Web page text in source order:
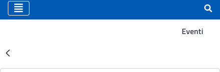
Eventi
Risultati della Ricerca -